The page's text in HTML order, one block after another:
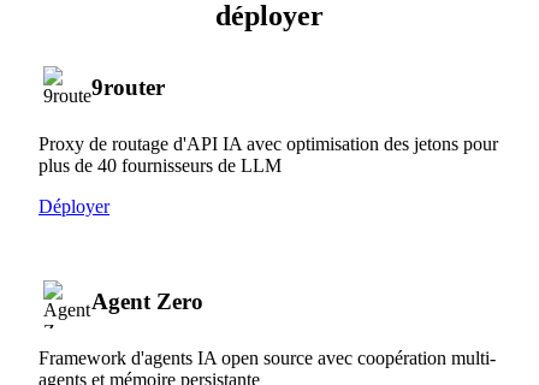
déployer
9router
Proxy de routage d'API IA avec optimisation des jetons pour
plus de 40 fournisseurs de LLM
Déployer
Agent Zero
Framework d'agents IA open source avec coopération multi-
agents et mémoire persistante